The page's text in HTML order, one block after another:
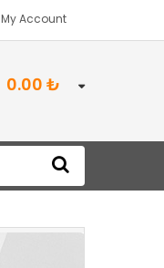
My Account
0.00 ₺